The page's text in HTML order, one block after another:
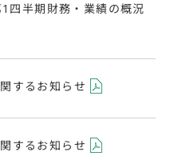
四半期財務・業績の概況
するお知らせ
するお知らせ